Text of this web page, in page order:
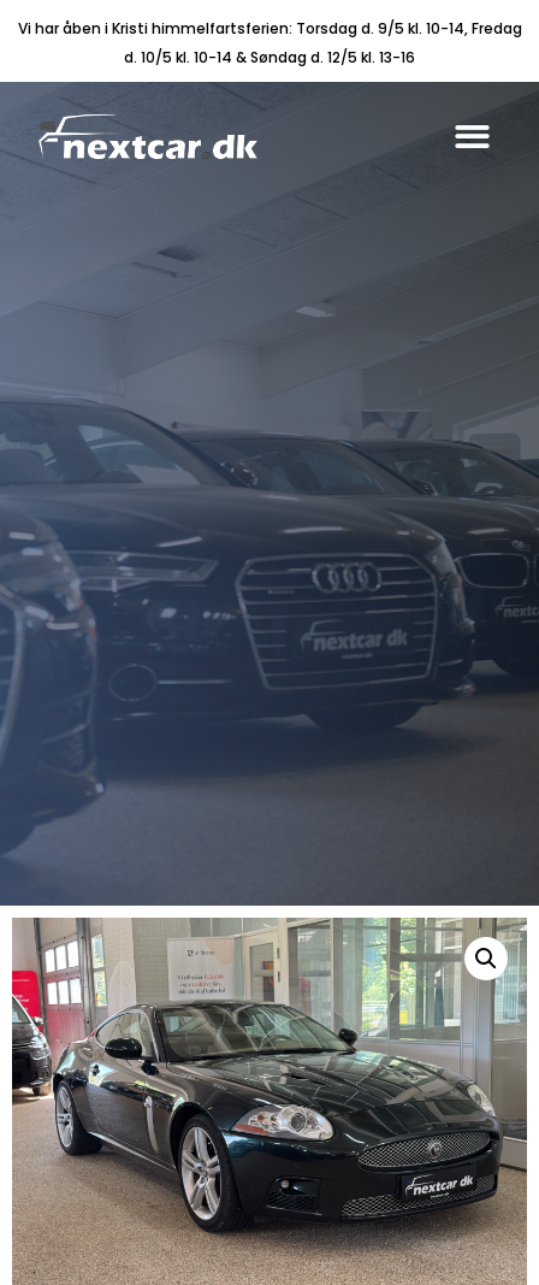
Vi har åben i Kristi himmelfartsferien: Torsdag d. 9/5 kl. 10-14, Fredag
d. 10/5 kl. 10-14 & Søndag d. 12/5 kl. 13-16